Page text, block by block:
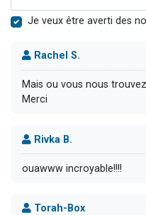
Je veux être averti des
Rachel S.
Mais ou vous nous
Merci
Rivka B.
ouawww incroyable!!!!
Torah-Box